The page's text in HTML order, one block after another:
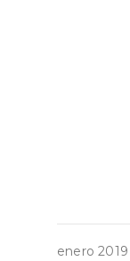
enero 2019